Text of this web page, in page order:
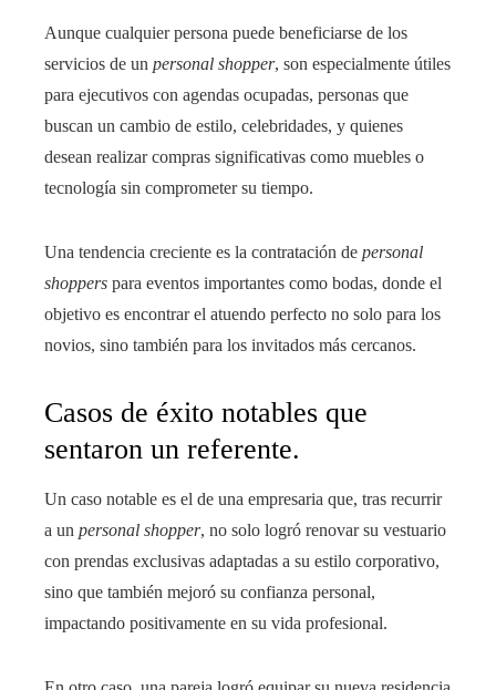
Aunque cualquier persona puede beneficiarse de los
servicios de un personal shopper, son especialmente útiles
para ejecutivos con agendas ocupadas, personas que
buscan un cambio de estilo, celebridades, y quienes
desean realizar compras significativas como muebles o
tecnología sin comprometer su tiempo.
Una tendencia creciente es la contratación de personal
shoppers para eventos importantes como bodas, donde el
objetivo es encontrar el atuendo perfecto no solo para los
novios, sino también para los invitados más cercanos.
Casos de éxito notables que
sentaron un referente.
Un caso notable es el de una empresaria que, tras recurrir
a un personal shopper, no solo logró renovar su vestuario
con prendas exclusivas adaptadas a su estilo corporativo,
sino que también mejoró su confianza personal,
impactando positivamente en su vida profesional.